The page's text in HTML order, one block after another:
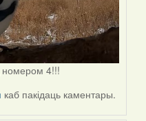
номером 4!!!
каб пакідаць каментары.